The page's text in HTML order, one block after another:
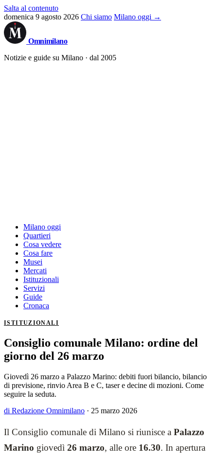
Salta al contenuto
domenica 9 agosto 2026 Chi siamo Milano oggi →
Omnimilano
Notizie e guide su Milano · dal 2005
Milano oggi
Quartieri
Cosa vedere
Cosa fare
Musei
Mercati
Istituzionali
Servizi
Guide
Cronaca
ISTITUZIONALI
Consiglio comunale Milano: ordine del
giorno del 26 marzo
Giovedì 26 marzo a Palazzo Marino: debiti fuori bilancio, bilancio
di previsione, rinvio Area B e C, taser e decine di mozioni. Come
seguire la seduta.
di Redazione Omnimilano · 25 marzo 2026
Il Consiglio comunale di Milano si riunisce a Palazzo
Marino giovedì 26 marzo, alle ore 16.30. In apertura